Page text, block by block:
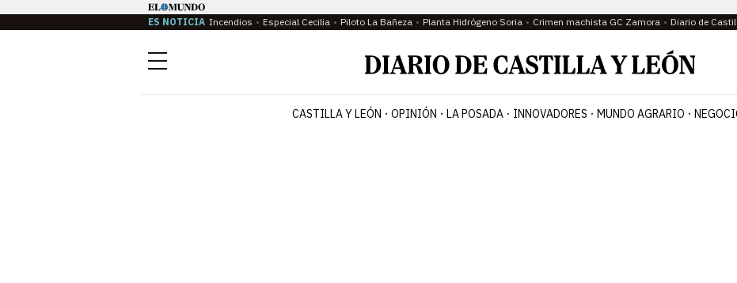
ES NOTICIA Incendios Especial Cecilia Piloto La Bañeza Planta Hidrógeno Soria Crimen machista GC Zamora Diario de
Menú
CASTILLA Y LEÓN OPINIÓN LA POSADA INNOVADORES MUNDO AGRARIO